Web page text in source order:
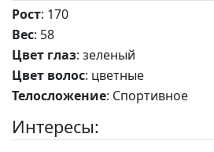
Рост: 170
Вес: 58
Цвет глаз: зеленый
Цвет волос: цветные
Телосложение: Спортивное
Интересы: